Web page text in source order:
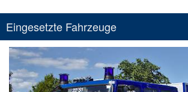
Eingesetzte Fahrzeuge